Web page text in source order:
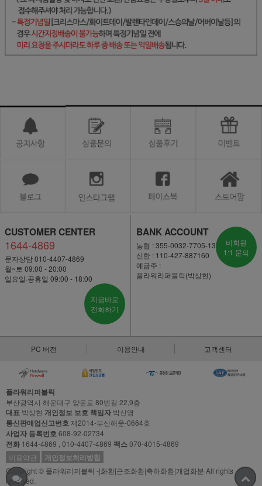
CUSTOMER CENTER
1644-4869
문자상담 010-4407-4869
월~토 09:00 - 20:00
일요일·공휴일 09:00 - 18:00
지금바로
전화하기
BANK ACCOUNT
농협 : 355-0032-7705-13
신한 : 110-427-887160
예금주 :
플라워리퍼블릭(박상현)
비회원
1:1 문의
PC 버전 이용안내 고객센터
플라워리퍼블릭
부산광역시 해운대구 양운로 80번길 22,9층
대표 박상현 개인정보 보호 책임자 박신영
통신판매업신고번호제2014-부산해운-0664호
사업자 등록번호608-92-02734
전화 1644-4869 , 010-4407-4869 팩스070-4015-4869
이용약관
개인정보처리방침
Copyright © 플라워리퍼블릭 -|화환|근조화환|축하화환|개업화분 All rights
reserved.